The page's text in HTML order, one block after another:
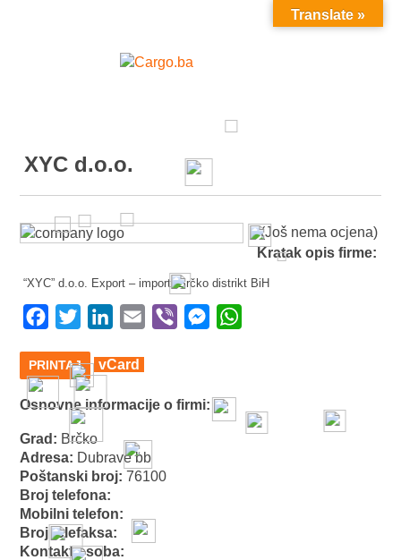
MENU
XYC d.o.o.
(Još nema ocjena)
Kratak opis firme:
“XYC” d.o.o. Export – import, Brčko distrikt BiH
Facebook
Twitter LinkedIn
Email Viber Messenger
PRINTAJ vCard
Osnovne informacije o firmi:
Grad: Brčko
Adresa: Dubrave bb
Poštanski broj:76100
Broj telefona:
Mobilni telefon:
Broj telefaksa:
Kontakt osoba:
Translate »